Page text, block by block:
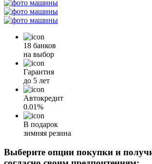
18 банков
на выбор
Гарантия
до 5 лет
Автокредит
0.01%
В подарок
зимняя резина
Выберите опции покупки и